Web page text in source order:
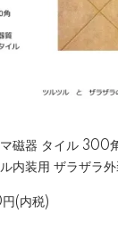
磁器 タイル 300
内装用 ザラザラ
(内税)